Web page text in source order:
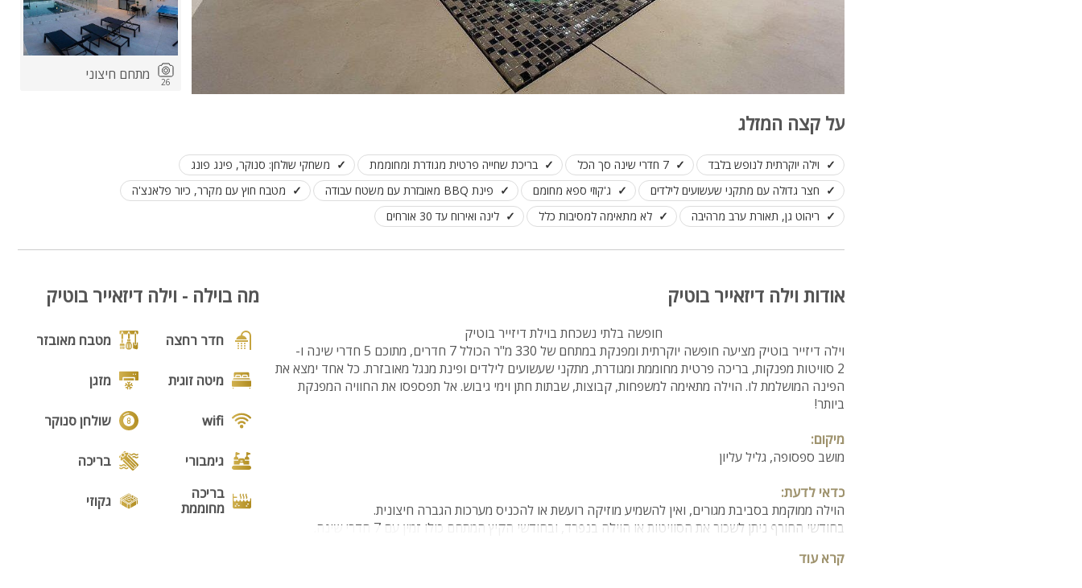
26 מתחם חיצוני
על קצה המזלג
וילה יוקרתית לנופש בלבד 7 חדרי שינה סך הכל בריכת שחייה פרטית מגודרת ומחוממת
משחקי שולחן: סנוקר, פינג פונג
חצר גדולה עם מתקני שעשועים לילדים
ג'קוזי ספא מחומם פינת BBQ מאובזרת עם משטח עבודה
מטבח חוץ עם מקרר, כיור פלאנצ'ה
ריהוט גן, תאורת ערב מרהיבה
לא מתאימה למסיבות כלל לינה ואירוח עד 30 אורחים
אודות וילה דיזאייר בוטיק
חופשה בלתי נשכחת בוילת דיזייר בוטיק
וילה דיזייר בוטיק מציעה חופשה יוקרתית ומפנקת במתחם של 330 מ"ר הכולל 7 חדרים, מתוכם 5 חדרי שינה ו-
2 סוויטות מפנקות, בריכה פרטית מחוממת ומגודרת, מתקני שעשועים לילדים ופינת מנגל מאובזרת. כל אחד ימצא את
הפינה המושלמת לו. הוילה מתאימה למשפחות, קבוצות, שבתות חתן וימי גיבוש. אל תפספסו את החוויה המפנקת
ביותר!
מיקום:
מושב ספסופה, גליל עליון
כדאי לדעת:
הוילה ממוקמת בסביבת מגורים, ואין להשמיע מוזיקה רועשת או להכניס מערכות הגברה חיצונית.
בחודשי החורף ניתן לשכור את הסוויטות או הוילה בנפרד, ובחודשי הקיץ המתחם כולו זמין עם 7 חדרי שינה.
מספר חדרים:
קרא עוד
מה בוילה - וילה דיזאייר בוטיק
חדר רחצה מטבח מאובזר
מיטה זוגית מזגן
wifi שולחן סנוקר
גימבורי
בריכה
בריכה
מחוממת
גקוזי